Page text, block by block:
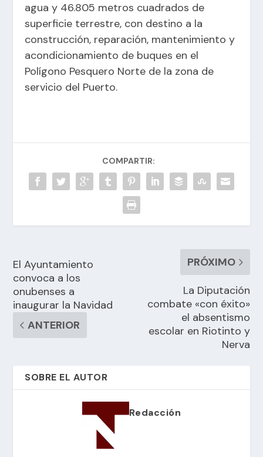
agua y 46.805 metros cuadrados de
superficie terrestre, con destino a la
construcción, reparación, mantenimiento y
acondicionamiento de buques en el
Polígono Pesquero Norte de la zona de
servicio del Puerto.
COMPARTIR:
El Ayuntamiento
convoca a los
onubenses a
inaugurar la Navidad
ANTERIOR
PRÓXIMO
La Diputación
combate «con éxito»
el absentismo
escolar en Riotinto y
Nerva
SOBRE EL AUTOR
Redacción